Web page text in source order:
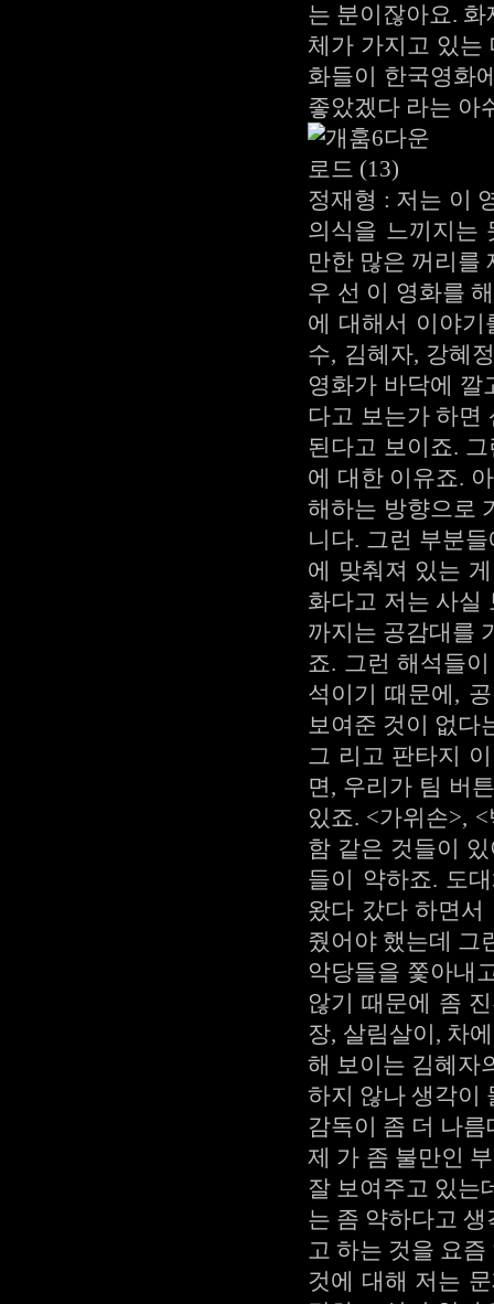
는 분이잖아요.
체가 가지고 있는
화들이 한국영화
좋았겠다 라는 아
정재형 : 저는 이
의식을 느끼지는
만한 많은 꺼리를
우 선 이 영화를
에 대해서 이야기
수, 김혜자, 강혜
영화가 바닥에 깔
다고 보는가 하면
된다고 보이죠.
에 대한 이유죠.
해하는 방향으로
니다. 그런 부분
에 맞춰져 있는
화다고 저는 사실
까지는 공감대를
죠. 그런 해석들
석이기 때문에,
보여준 것이 없다
그 리고 판타지
면, 우리가 팀 버
있죠. <가위손>,
함 같은 것들이
들이 약하죠. 도
왔다 갔다 하면서
줬어야 했는데 그
악당들을 쫓아내
않기 때문에 좀
장, 살림살이, 차
해 보이는 김혜자
하지 않나 생각이
감독이 좀 더 나
제 가 좀 불만인
잘 보여주고 있는
는 좀 약하다고
고 하는 것을 요
것에 대해 저는